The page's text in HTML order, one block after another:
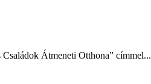
Családok Átmeneti Otthona” címmel...